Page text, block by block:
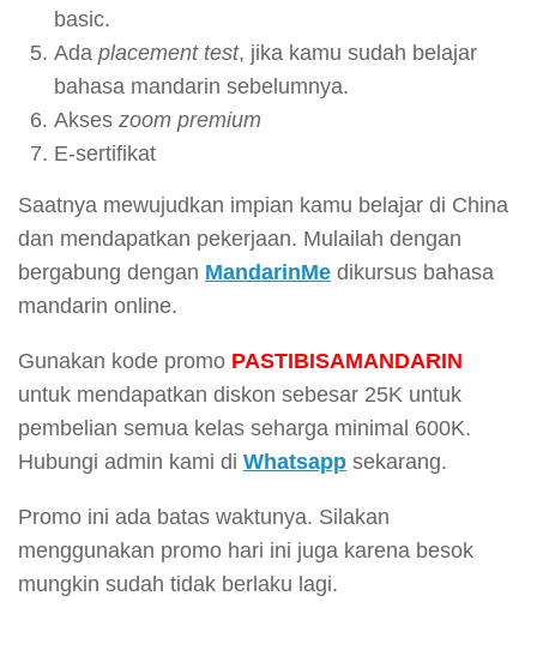
basic.
Ada placement test, jika kamu sudah belajar
bahasa mandarin sebelumnya.
Akses zoom premium
E-sertifikat
Saatnya mewujudkan impian kamu belajar di China
dan mendapatkan pekerjaan. Mulailah dengan
bergabung dengan MandarinMe dikursus bahasa
mandarin online.
Gunakan kode promo PASTIBISAMANDARIN
untuk mendapatkan diskon sebesar 25K untuk
pembelian semua kelas seharga minimal 600K.
Hubungi admin kami di Whatsapp sekarang.
Promo ini ada batas waktunya. Silakan
menggunakan promo hari ini juga karena besok
mungkin sudah tidak berlaku lagi.